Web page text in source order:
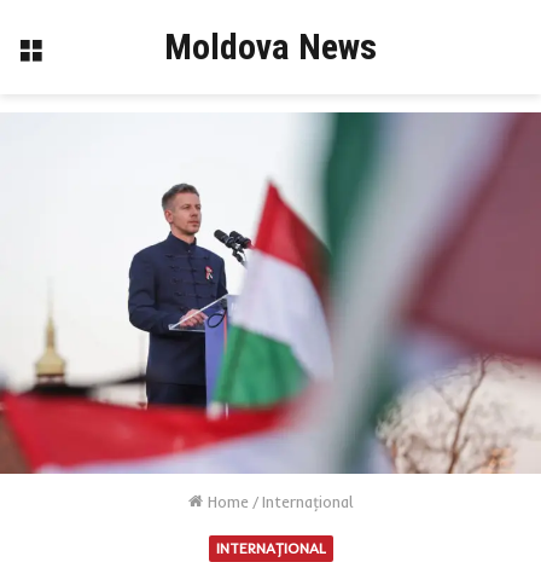
Menu Moldova News
Home / Internaţional
INTERNAŢIONAL